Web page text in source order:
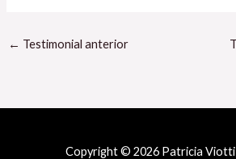
← Testimonial anterior
Copyright © 2026 Patricia Viotti